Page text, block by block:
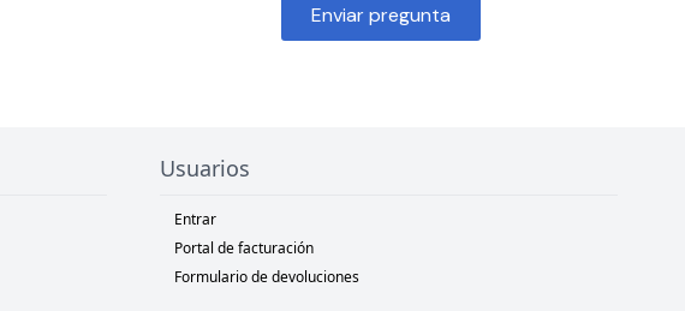
Enviar pregunta
Usuarios
Entrar
Portal de facturación
Formulario de devoluciones